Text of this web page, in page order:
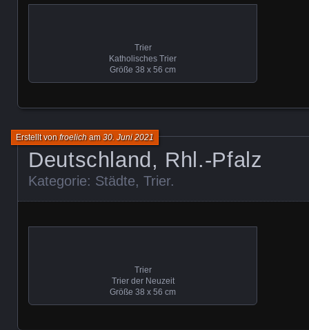
Trier
Katholisches Trier
Größe 38 x 56 cm
Deutschland, Rhl.-Pfalz
Erstellt vonfroelicham30. Juni 2021
Kategorie: Städte, Trier.
Trier
Trier der Neuzeit
Größe 38 x 56 cm